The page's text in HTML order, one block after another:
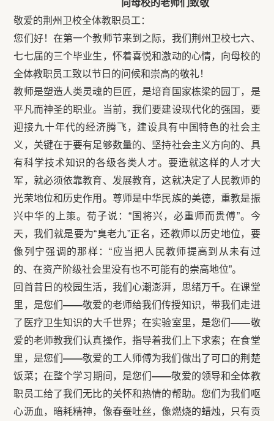
向母校的老师们致敬
敬爱的荆州卫校全体教职员工：
您们好！在第一个教师节来到之际，我们荆州卫校七六、
七七届的三个毕业生，怀着喜悦和激动的心情，向母校的
全体教职员工致以节日的问候和崇高的敬礼！
教师是塑造人类灵魂的巨匠，是培育国家栋梁的园丁，是
平凡而神圣的职业。当前，我们要建设现代化的强国，要
迎接九十年代的经济腾飞，建设具有中国特色的社会主
义，关键在于要有足够数量的、坚持社会主义方向的、具
有科学技术知识的各级各类人才。要造就这样的人才大
军，就必须依靠教育、发展教育，这就决定了人民教师的
光荣地位和历史作用。尊师是中华民族的美德，重教是振
兴中华的上策。荀子说：“国将兴，必重师而贵傅”。今
天，我们就是要为“臭老九”正名，还教师以历史地位，要
像列宁强调的那样：“应当把人民教师提高到从未有过
的、在资产阶级社会里没有也不可能有的崇高地位”。
回首昔日的校园生活，我们心潮澎湃，思绪万千。在课堂
里，是您们——敬爱的老师给我们传授知识，带我们走进
了医疗卫生知识的大千世界；在实验室里，是您们——敬
爱的老师教我们认真操作，指导着我们上下求索；在食堂
里，是您们——敬爱的工人师傅为我们做出了可口的荆楚
饭菜；在整个学习期间，是您们——敬爱的领导和全体教
职员工给了我们无比的关怀和热情的帮助。您们为我们呕
心沥血，暗耗精神，像春蚕吐丝，像燃烧的蜡烛，只有贡